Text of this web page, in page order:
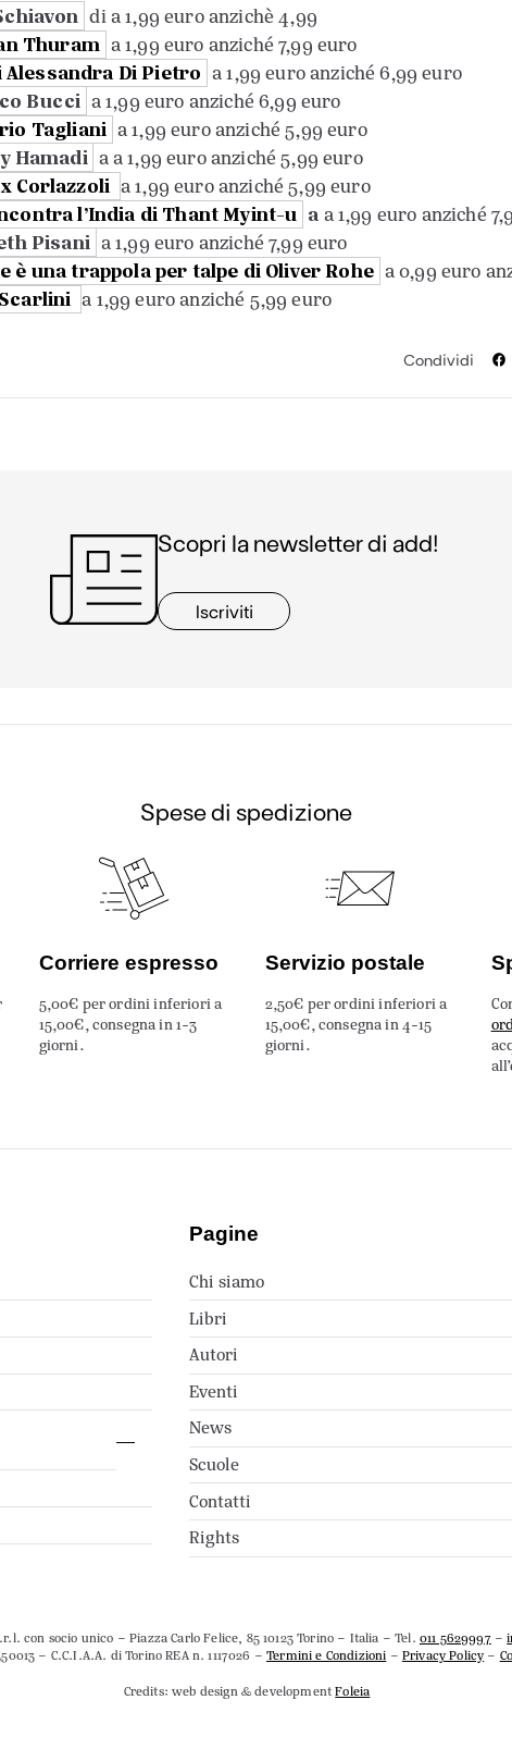
di a 1,99 euro anzichè 4,99
Thuram a 1,99 euro anziché 7,99 euro
Di Pietro a 1,99 euro anziché 6,99 euro
Bucci a 1,99 euro anziché 6,99 euro
Tagliani a 1,99 euro anziché 5,99 euro
Hamadi a a 1,99 euro anziché 5,99 euro
Corlazzoli a 1,99 euro anziché 5,99 euro
l’India di Thant Myint-u a a 1,99 euro anziché
Pisani a 1,99 euro anziché 7,99 euro
è una trappola per talpe di Oliver Rohe a 0,99 euro
a 1,99 euro anziché 5,99 euro
Condividi
Scopri la newsletter di add!
Iscriviti
Spese di spedizione
Corriere espresso
5,00€ per ordini inferiori a
15,00€, consegna in 1-3
giorni.
Servizio postale
2,50€ per ordini inferiori a
15,00€, consegna in 4-15
giorni.
Pagine
Chi siamo
Libri
Autori
Eventi
News
Scuole
Contatti
Rights
con socio unico – Piazza Carlo Felice, 85 10123 Torino – Italia – Tel. 011 5629997–
– C.C.I.A.A. di Torino REA n. 1117026 –Termini e Condizioni – Privacy Policy –
Credits: web design & developmentFoleia